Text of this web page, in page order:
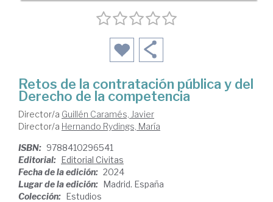
Retos de la contratación pública y del
Derecho de la competencia
Director/a Guillén Caramés, Javier
Director/a Hernando Rydings, María
ISBN: 9788410296541
Editorial: Editorial Civitas
Fecha de la edición: 2024
Lugar de la edición: Madrid. España
Colección: Estudios